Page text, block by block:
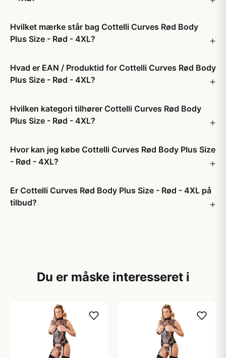
Hvilket mærke står bag Cottelli Curves Rød Body
Plus Size - Rød - 4XL?
Hvad er EAN / Produktid for Cottelli Curves Rød Body
Plus Size - Rød - 4XL?
Hvilken kategori tilhører Cottelli Curves Rød Body
Plus Size - Rød - 4XL?
Hvor kan jeg købe Cottelli Curves Rød Body Plus Size
- Rød - 4XL?
Er Cottelli Curves Rød Body Plus Size - Rød - 4XL på
tilbud?
Du er måske interesseret i